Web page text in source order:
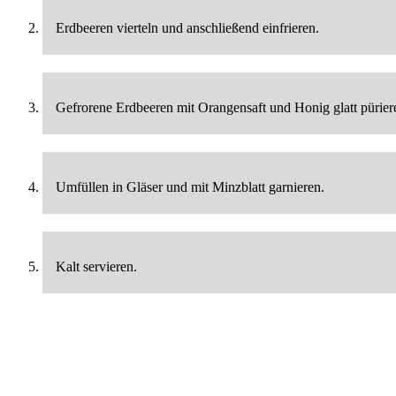
Erdbeeren vierteln und anschließend einfrieren.
Gefrorene Erdbeeren mit Orangensaft und Honig glatt
Umfüllen in Gläser und mit Minzblatt garnieren.
Kalt servieren.